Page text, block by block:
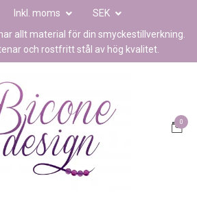
Inkl. moms
SEK
allt material för din smyckestillverkning.
och rostfritt stål av hög kvalitet.
0